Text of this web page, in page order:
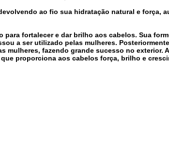
ao fio sua hidratação natural e força,
fortalecer e dar brilho aos cabelos. Sua
a ser utilizado pelas mulheres.
mulheres, fazendo grande sucesso no exterior.
proporciona aos cabelos força, brilho e